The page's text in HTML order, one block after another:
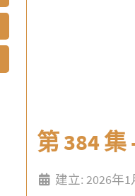
第 384
建立: 2026年1